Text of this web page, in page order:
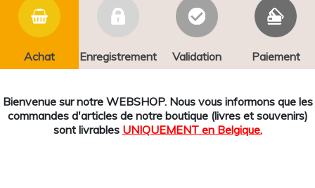
Achat Enregistrement Validation Paiement
Bienvenue sur notre WEBSHOP. Nous vous informons que les
commandes d'articles de notre boutique (livres et souvenirs)
sont livrables UNIQUEMENT en Belgique.